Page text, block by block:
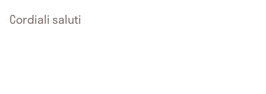
Cordiali saluti